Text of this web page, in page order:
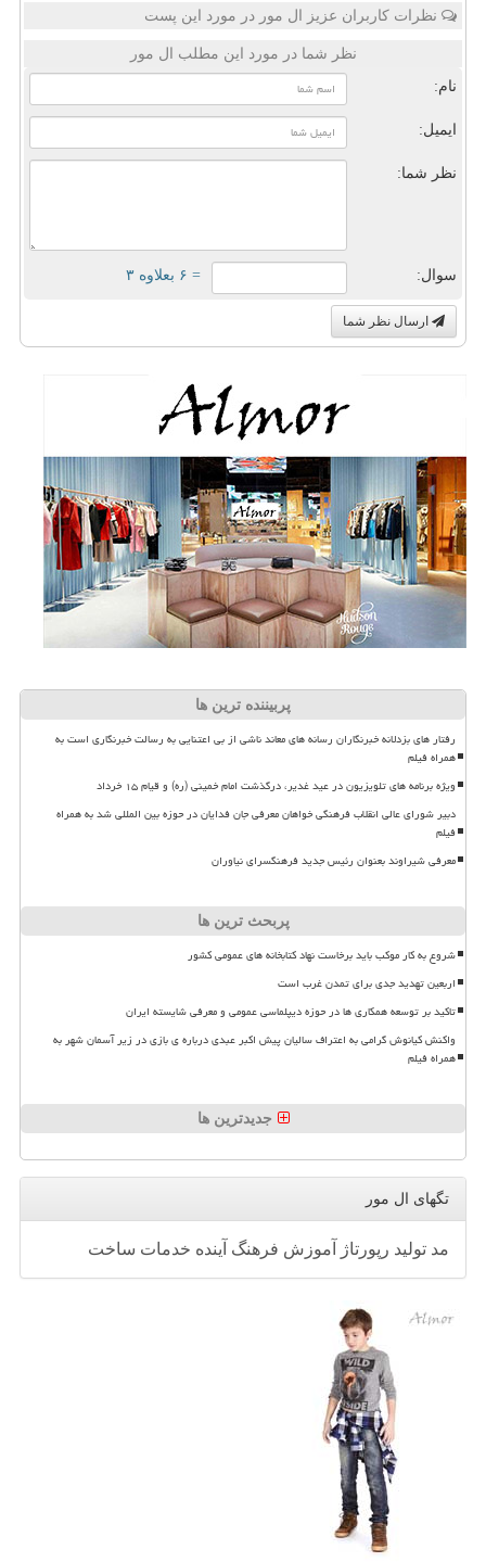
نظرات کاربران عزیز ال مور در مورد این پست
نظر شما در مورد این مطلب ال مور
نام:
ایمیل:
نظر شما:
سوال: = ۶ بعلاوه ۳
ارسال نظر شما
پربیننده ترین ها
رفتار های بزدلانه خبرنگاران رسانه های معاند ناشی از بی اعتنایی به رسالت خبرنگاری است به
همراه فیلم
ویژه برنامه های تلویزیون در عید غدیر، درگذشت امام خمینی (ره) و قیام ۱۵ خرداد
دبیر شورای عالی انقلاب فرهنگی خواهان معرفی جان فدایان در حوزه بین المللی شد به همراه
فیلم
معرفی شیراوند بعنوان رئیس جدید فرهنگسرای نیاوران
پربحث ترین ها
شروع به کار موکب باید برخاست نهاد کتابخانه های عمومی کشور
اربعین تهدید جدی برای تمدن غرب است
تاکید بر توسعه همکاری ها در حوزه دیپلماسی عمومی و معرفی شایسته ایران
واکنش کیانوش گرامی به اعتراف سالیان پیش اکبر عبدی درباره ی بازی در زیر آسمان شهر به
همراه فیلم
جدیدترین ها
تگهای ال مور
مد تولید رپورتاژ آموزش فرهنگ آینده خدمات ساخت